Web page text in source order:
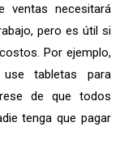
ventas necesitará
pero es útil si
Por ejemplo,
tabletas para
de que todos
tenga que pagar